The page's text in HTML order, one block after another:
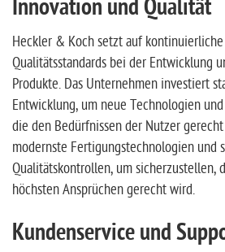
Innovation und Qualität
Heckler & Koch setzt auf
Qualitätsstandards bei der Entwicklung
Produkte. Das Unternehmen investiert
Entwicklung, um neue Technologien
die den Bedürfnissen der Nutzer
modernste Fertigungstechnologien und
Qualitätskontrollen, um sicherzustellen,
höchsten Ansprüchen gerecht wird.
Kundenservice und